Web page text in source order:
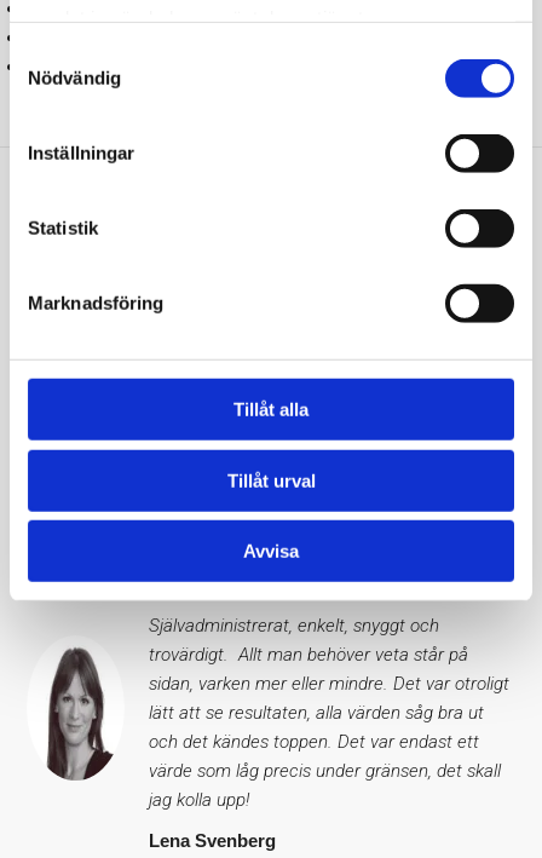
Nödvändig
Inställningar
Statistik
Marknadsföring
Tillåt alla
Tillåt urval
Avvisa
Grundat av professor Kenneth Haglid, publicerad i
Vi sätter våra kunders hälsa
Att mitt D-vitaminvärde var så lågt hade jag
få i mig det rekommenderade intaget av D-
vitamin och jag känner att jag har mer energi
och mindre värk än tidigare. Ser fram emot att
se om värdet är bättre nästa gång.
David Malmsten
Självadministrerat, enkelt, snyggt och
trovärdigt. Allt man behöver veta står på
sidan, varken mer eller mindre. Det var otroligt
lätt att se resultaten, alla värden såg bra ut
och det kändes toppen. Det var endast ett
värde som låg precis under gränsen, det skall
jag kolla upp!
Lena Svenberg